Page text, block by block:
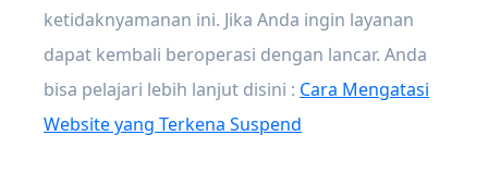
ketidaknyamanan ini. Jika Anda ingin layanan
dapat kembali beroperasi dengan lancar. Anda
bisa pelajari lebih lanjut disini : Cara Mengatasi
Website yang Terkena Suspend